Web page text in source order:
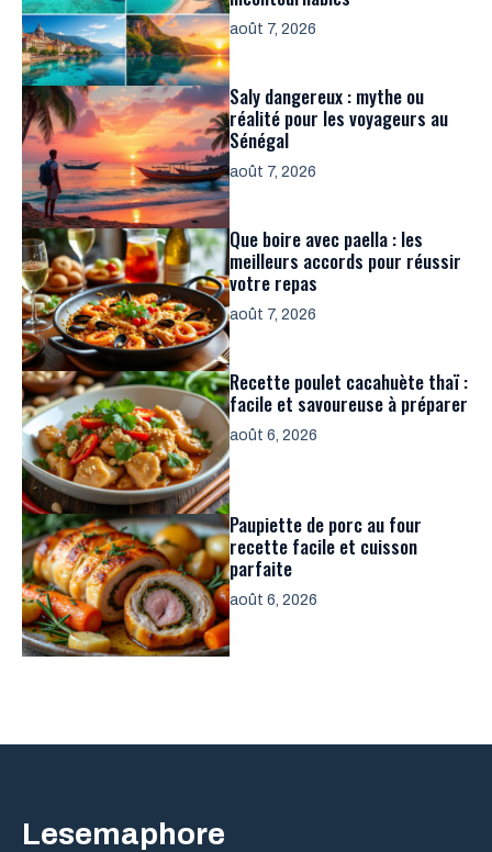
août 7, 2026
Saly dangereux : mythe ou
réalité pour les voyageurs au
Sénégal
août 7, 2026
Que boire avec paella : les
meilleurs accords pour réussir
votre repas
août 7, 2026
Recette poulet cacahuète thaï :
facile et savoureuse à préparer
août 6, 2026
Paupiette de porc au four
recette facile et cuisson
parfaite
août 6, 2026
Lesemaphore